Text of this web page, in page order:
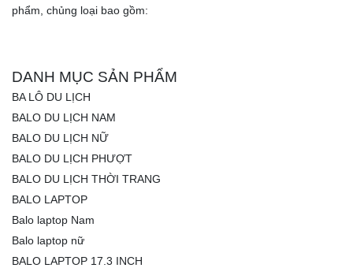
phẩm, chủng loại bao gồm:
DANH MỤC SẢN PHẨM
BA LÔ DU LỊCH
BALO DU LỊCH NAM
BALO DU LỊCH NỮ
BALO DU LỊCH PHƯỢT
BALO DU LỊCH THỜI TRANG
BALO LAPTOP
Balo laptop Nam
Balo laptop nữ
BALO LAPTOP 17.3 INCH